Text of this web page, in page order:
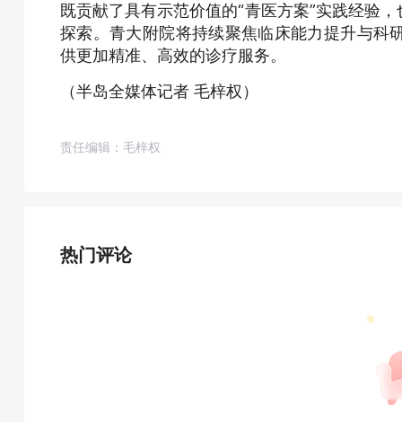
既贡献了具有示范价值的“青医方案”实践经验
探索。青大附院将持续聚焦临床能力提升与科
供更加精准、高效的诊疗服务。
（半岛全媒体记者 毛梓权）
责任编辑：毛梓权
热门评论